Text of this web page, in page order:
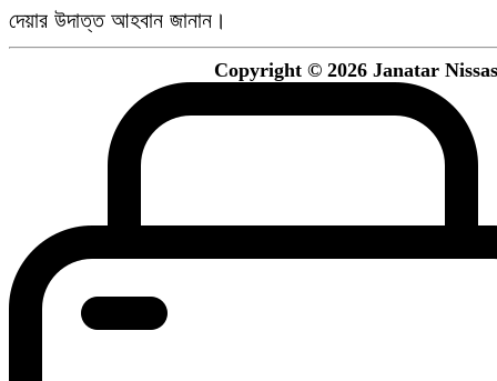
দেয়ার উদাত্ত আহবান জানান।
Copyright © 2026 Janatar